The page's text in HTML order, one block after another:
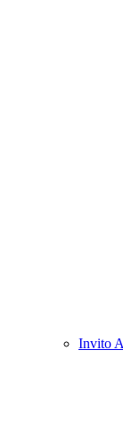
Invito